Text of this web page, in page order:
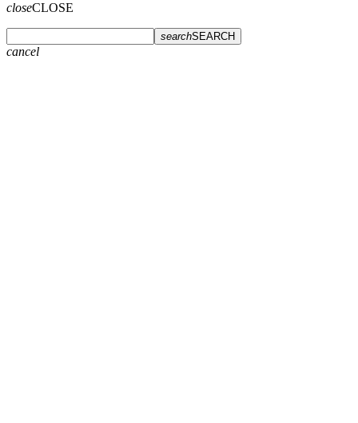
closeCLOSE
searchSEARCH
cancel